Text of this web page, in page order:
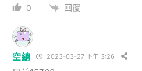
0 回覆
空總 2023-03-27 下午 3:26